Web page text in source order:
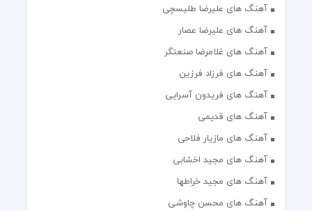
آهنگ های علیرضا طلیسچی
آهنگ های علیرضا عصار
آهنگ های غلامرضا صنعتگر
آهنگ های فرزاد فرزین
آهنگ های فریدون آسرایی
آهنگ های قدیمی
آهنگ های مازیار فلاحی
آهنگ های مجید اخشابی
آهنگ های مجید خراطها
آهنگ های محسن چاوشی